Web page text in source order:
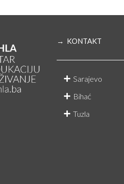
→ KONTAKT
Sarajevo
Bihać
Tuzla